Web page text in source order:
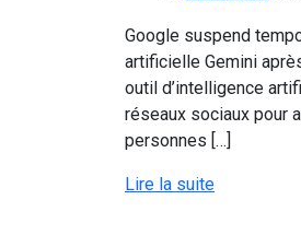
Google suspend
artificielle Gemini
outil d’intelligence
réseaux sociaux pour
personnes […]
Lire la suite